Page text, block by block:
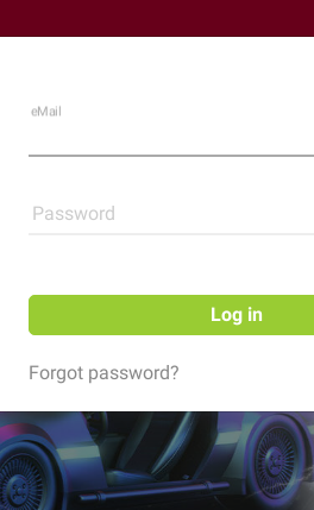
eMail
Password
Log in
Forgot password?